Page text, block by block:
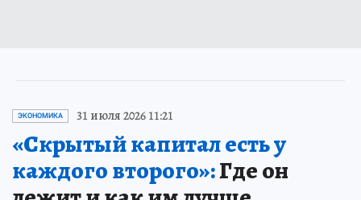
ЭКОНОМИКА 31 июля 2026 11:21
«Скрытый капитал есть у
каждого второго»:Где он